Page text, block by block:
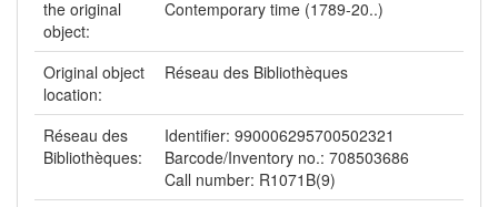
the original
object:
Contemporary time (1789-20..)
Original object
location:
Réseau des Bibliothèques
Réseau des
Bibliothèques:
Identifier: 990006295700502321
Barcode/Inventory no.: 708503686
Call number: R1071B(9)